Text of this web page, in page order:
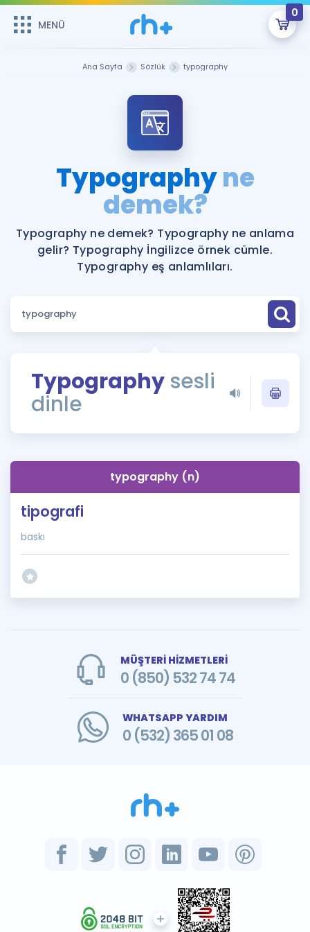
MENÜ
0
Şifremi Hatırlamıyorum
Sepetin Şu An Boş.
Remzi Hoca ile seni sınava hazırlayacak onlarca eğitim seni
bekliyor!
MENÜ
Katılımcı Görüşleri
Faydalı Araçlar
Ücretsiz Kaynaklar
Puan Hesaplama
ÖSYM Sınav Takvimi
Kampanyalar
İngilizce Gramer
İngilizce Gramer
Ana Sayfa Sözlük typography
Typographyne
demek?
Typography ne demek? Typography ne anlama
gelir? Typography İngilizce örnek cümle.
Typography eş anlamlıları.
Typography sesli
dinle
typography (n)
tipografi
baskı
MÜŞTERİ HİZMETLERİ
0 (850) 532 74 74
WHATSAPP YARDIM
0 (532) 365 01 08